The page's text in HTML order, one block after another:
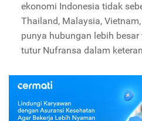
ekonomi Indonesia tidak
Thailand, Malaysia,
punya hubungan lebih besar
tutur Nufransa dalam